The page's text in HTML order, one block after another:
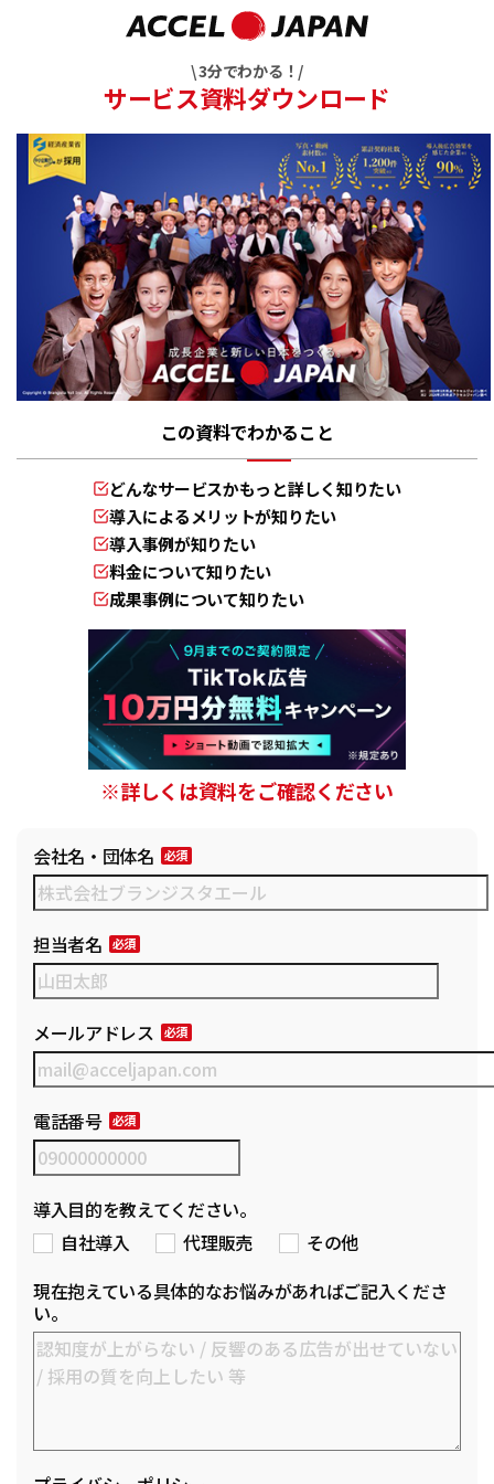
\ 3分でわかる！/
サービス資料ダウンロード
この資料でわかること
どんなサービスかもっと詳しく知りたい
導入によるメリットが知りたい
導入事例が知りたい
料金について知りたい
成果事例について知りたい
※詳しくは資料をご確認ください
会社名・団体名
担当者名
メールアドレス
電話番号
導入目的を教えてください。
自社導入
代理販売
その他
現在抱えている具体的なお悩みがあればご記入くださ
い。